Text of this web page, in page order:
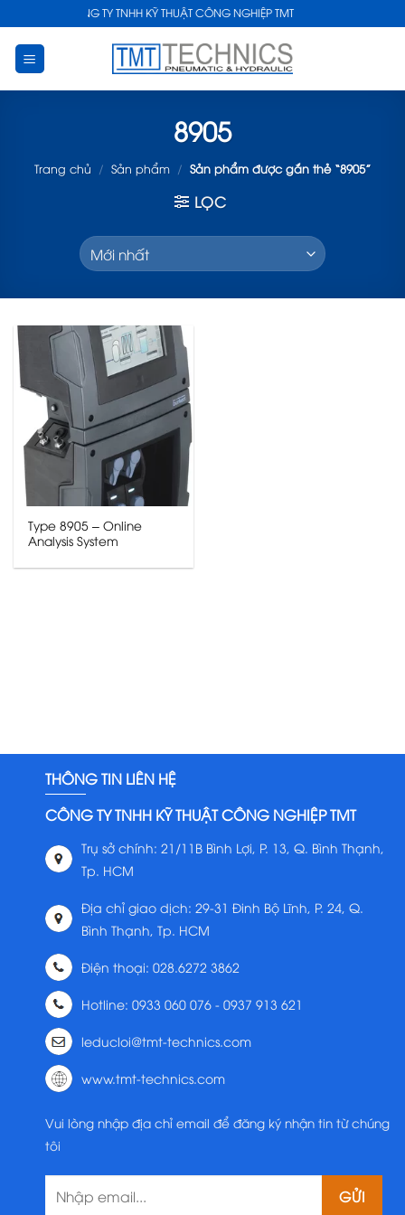
to
content
CÔNG TY TNHH KỸ THUẬT CÔNG NGHIỆP TMT
8905
Trang chủ / Sản phẩm / Sản phẩm được gắn thẻ “8905”
LỌC
Type 8905 – Online
Analysis System
THÔNG TIN LIÊN HỆ
CÔNG TY TNHH KỸ THUẬT CÔNG NGHIỆP TMT
Trụ sở chính: 21/11B Bình Lợi, P. 13, Q. Bình Thạnh,
Tp. HCM
Địa chỉ giao dịch: 29-31 Đinh Bộ Lĩnh, P. 24, Q.
Bình Thạnh, Tp. HCM
Điện thoại: 028.6272 3862
Hotline: 0933 060 076 - 0937 913 621
leducloi@tmt-technics.com
www.tmt-technics.com
Vui lòng nhập địa chỉ email để đăng ký nhận tin từ chúng
tôi